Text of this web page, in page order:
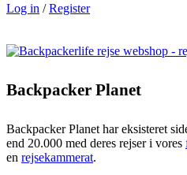
Log in /Register
Backpacker Planet
Backpacker Planet har eksisteret
end 20.000 med deres rejser i vores
en rejsekammerat.